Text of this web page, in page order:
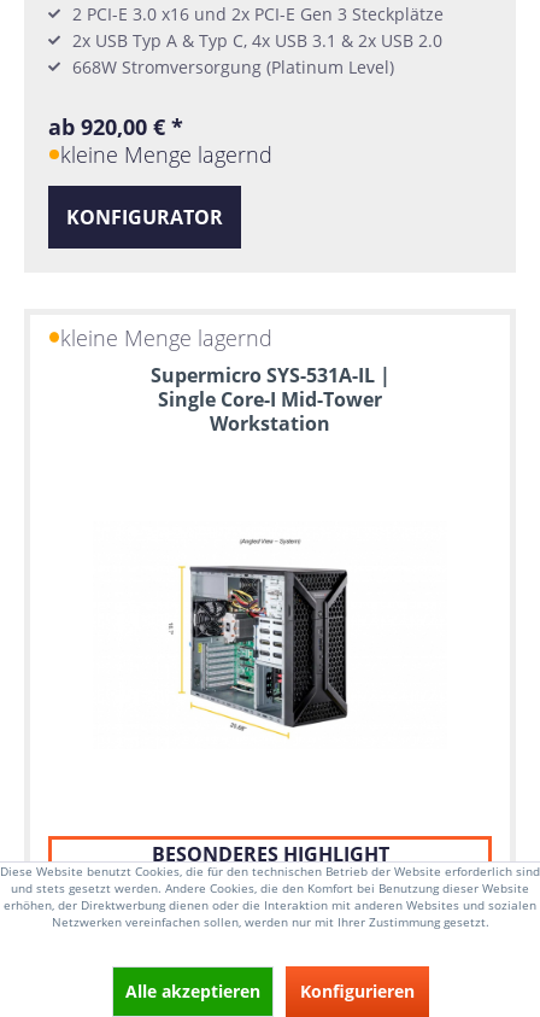
2 PCI-E 3.0 x16 und 2x PCI-E Gen 3 Steckplätze
2x USB Typ A & Typ C, 4x USB 3.1 & 2x USB 2.0
668W Stromversorgung (Platinum Level)
ab 920,00 € *
kleine Menge lagernd
KONFIGURATOR
kleine Menge lagernd
Supermicro SYS-531A-IL |
Single Core-I Mid-Tower
Workstation
BESONDERES HIGHLIGHT
Unterstützt Intel Core-i Prozessoren
Mid-Tower-Workstation, bis zu 125W cTDP
Single Sockel V, 12th Gen Intel Core-i Prozessoren
Diese Website benutzt Cookies, die für den technischen Betrieb der Website erforderlich sind
und stets gesetzt werden. Andere Cookies, die den Komfort bei Benutzung dieser Website
erhöhen, der Direktwerbung dienen oder die Interaktion mit anderen Websites und sozialen
Netzwerken vereinfachen sollen, werden nur mit Ihrer Zustimmung gesetzt.
Alle akzeptieren Konfigurieren